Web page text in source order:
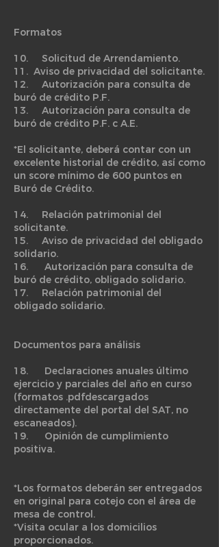
Formatos
10. Solicitud de Arrendamiento.
11. Aviso de privacidad del solicitante.
12. Autorización para consulta de
buró de crédito P.F.
13. Autorización para consulta de
buró de crédito P.F. c A.E.
*El solicitante, deberá contar con un
excelente historial de crédito, así como
un score mínimo de 600 puntos en
Buró de Crédito.
14. Relación patrimonial del
solicitante.
15. Aviso de privacidad del obligado
solidario.
16. Autorización para consulta de
buró de crédito, obligado solidario.
17. Relación patrimonial del
obligado solidario.
Documentos para análisis
18. Declaraciones anuales último
ejercicio y parciales del año en curso
(formatos .pdfdescargados
directamente del portal del SAT, no
escaneados).
19. Opinión de cumplimiento
positiva.
*Los formatos deberán ser entregados
en original para cotejo con el área de
mesa de control.
*Visita ocular a los domicilios
proporcionados.